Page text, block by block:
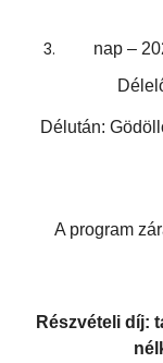
nap –
Délután:
A program
Részvételi díj: